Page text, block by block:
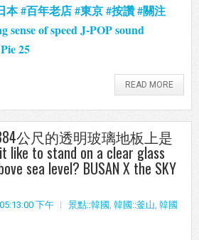
本#百年老店#東京#按讚#關注
sense of speed J-POP sound
25
READ MORE
公尺的透明玻璃地板上是
to stand on a clear glass
sea level? BUSAN X the SKY
下午 景點::韓國 , 韓國::釜山, 韓國